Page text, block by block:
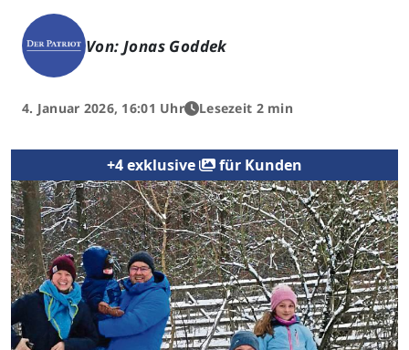
Von: Jonas Goddek
4. Januar 2026, 16:01 Uhr Lesezeit 2 min
+4 exklusive für Kunden